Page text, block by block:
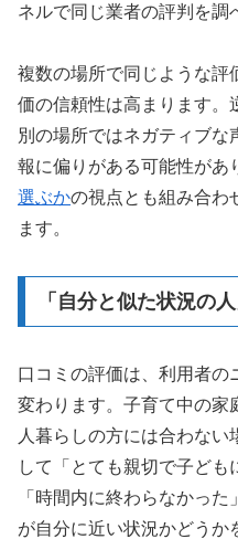
ネルで同じ業者の評判を調
複数の場所で同じような評
価の信頼性は高まります。
別の場所ではネガティブ
報に偏りがある可能性があ
選ぶかの視点とも組み合わ
ます。
「自分と似た状況の
口コミの評価は、利用者の
変わります。子育て中の家
人暮らしの方には合わな
して「とても親切で子ども
「時間内に終わらなかっ
が自分に近い状況かどうか